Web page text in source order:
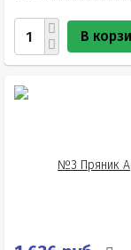
В